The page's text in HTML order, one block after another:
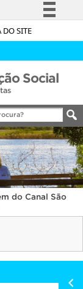
DO SITE
Social
do Canal São